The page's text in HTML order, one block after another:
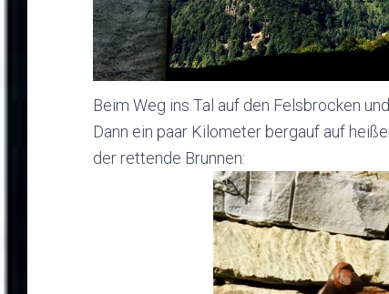
Beim Weg ins Tal auf den Felsbrocken
Dann ein paar Kilometer bergauf auf
der rettende Brunnen: